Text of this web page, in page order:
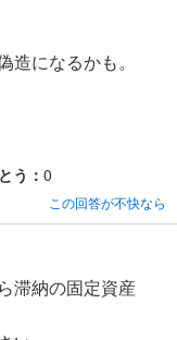
になるかも。
う： 0
この回答が不快なら
滞納の固定資産